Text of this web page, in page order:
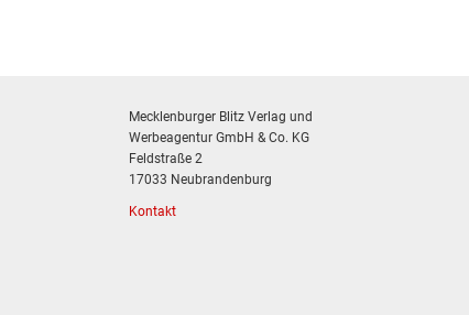
Mecklenburger Blitz Verlag und
Werbeagentur GmbH & Co. KG
Feldstraße 2
17033 Neubrandenburg
Kontakt